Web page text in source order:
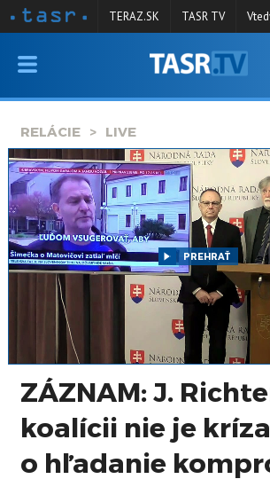
VYSIELANIE
SPRAVODAJSTVO
KONTAKT
ARCHÍV
TERAZ.SK TASR TV
RELÁCIE LIVE
PREHRAŤ
ZÁZNAM: J.
koalícii nie je
o hľadanie